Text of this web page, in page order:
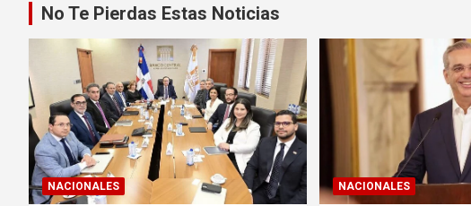
No Te Pierdas Estas Noticias
NACIONALES NACIONALES